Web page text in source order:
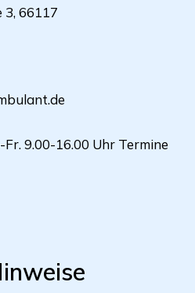
66117
9.00-16.00 Uhr Termine